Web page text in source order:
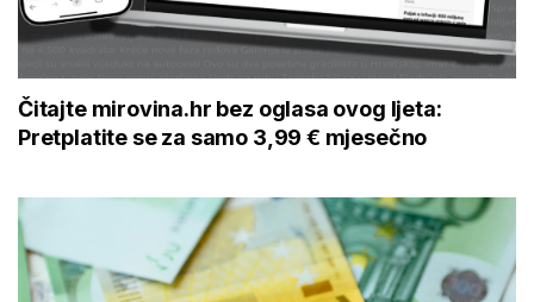
Čitajte mirovina.hr bez oglasa ovog ljeta:
Pretplatite se za samo 3,99 € mjesečno